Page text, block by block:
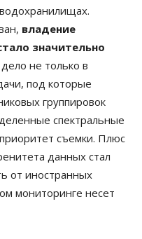
владение
значительно
не только в
под которые
группировок
спектральные
съемки. Плюс
данных стал
от иностранных
мониторинге несет